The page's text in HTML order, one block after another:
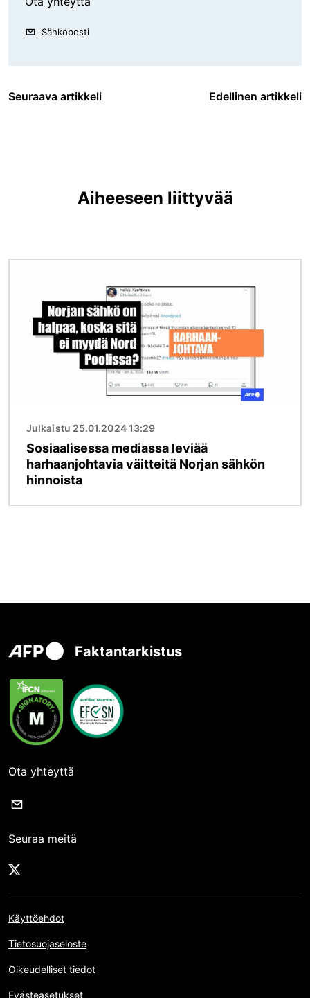
Sähköposti
Seuraava artikkeli Edellinen artikkeli
Aiheeseen liittyvää
Julkaistu 25.01.2024 13:29
Sosiaalisessa mediassa leviää
harhaanjohtavia väitteitä Norjan sähkön
hinnoista
Faktantarkistus
Ota yhteyttä
Seuraa meitä
Käyttöehdot
Tietosuojaseloste
Oikeudelliset tiedot
Evästeasetukset